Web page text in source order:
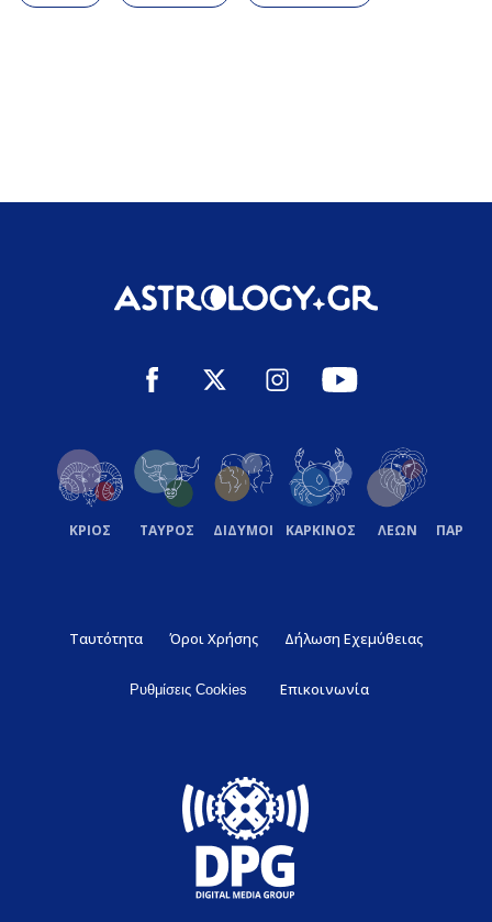
ΚΡΙΟΣ ΤΑΥΡΟΣ ΔΙΔΥΜΟΙ ΚΑΡΚΙΝΟΣ ΛΕΩΝ
Ταυτότητα Όροι Χρήσης Δήλωση Εχεμύθειας
Ρυθμίσεις Cookies Επικοινωνία